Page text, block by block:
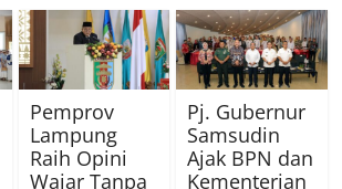
Pemprov
Lampung
Raih Opini
Wajar Tanpa
Pj. Gubernur
Samsudin
Ajak BPN dan
Kementerian